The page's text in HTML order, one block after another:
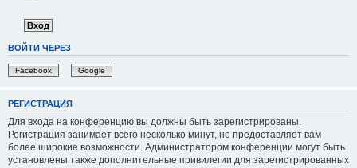
ВОЙТИ ЧЕРЕЗ
Facebook Google
РЕГИСТРАЦИЯ
Для входа на конференцию вы должны быть зарегистрированы.
Регистрация занимает всего несколько минут, но предоставляет вам
более широкие возможности. Администратором конференции могут быть
установлены также дополнительные привилегии для зарегистрированных